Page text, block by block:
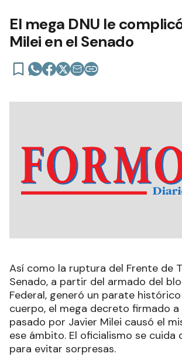
El mega DNU le
Milei en el Senado
Así como la ruptura del Frente de
Senado, a partir del armado del
Federal, generó un parate
cuerpo, el mega decreto firmado a
pasado por Javier Milei causó el
ese ámbito. El oficialismo se cuida
para evitar sorpresas.